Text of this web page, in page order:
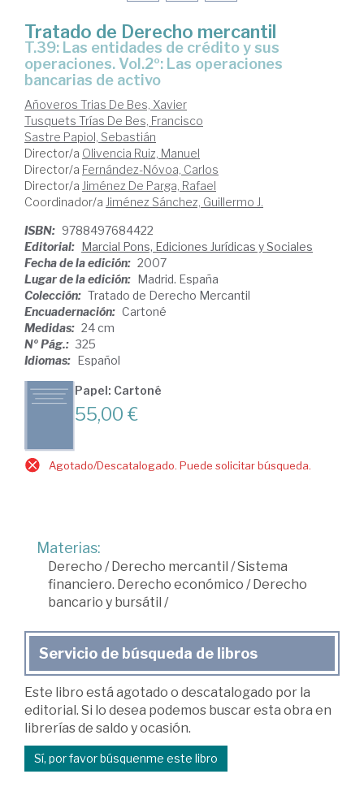
Tratado de Derecho mercantil
T.39: Las entidades de crédito y sus
operaciones. Vol.2º: Las operaciones
bancarias de activo
Añoveros Trias De Bes, Xavier
Tusquets Trías De Bes, Francisco
Sastre Papiol, Sebastián
Director/a Olivencia Ruiz, Manuel
Director/a Fernández-Nóvoa, Carlos
Director/a Jiménez De Parga, Rafael
Coordinador/a Jiménez Sánchez, Guillermo J.
ISBN: 9788497684422
Editorial: Marcial Pons, Ediciones Jurídicas y Sociales
Fecha de la edición: 2007
Lugar de la edición: Madrid. España
Colección: Tratado de Derecho Mercantil
Encuadernación: Cartoné
Medidas: 24 cm
Nº Pág.: 325
Idiomas: Español
Papel: Cartoné
55,00 €
Agotado/Descatalogado. Puede solicitar búsqueda.
Materias:
Derecho /Derecho mercantil /Sistema
financiero. Derecho económico /Derecho
bancario y bursátil /
Servicio de búsqueda de libros
Este libro está agotado o descatalogado por la
editorial. Si lo desea podemos buscar esta obra en
librerías de saldo y ocasión.
Sí, por favor búsquenme este libro